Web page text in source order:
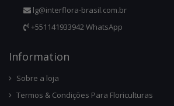
lg@interflora-brasil.com.br
+551141933942 WhatsApp
InforMation
Sobre a loja
Termos & Condições Para Floriculturas